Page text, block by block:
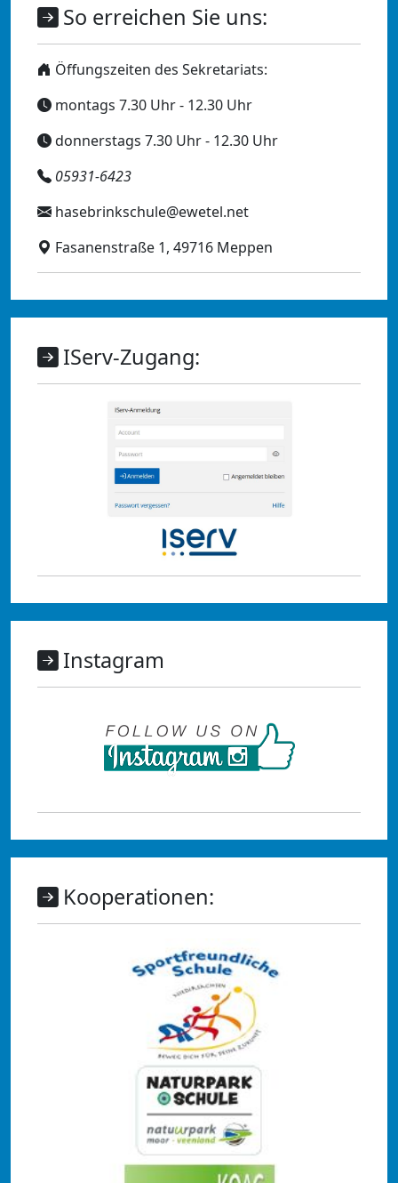
So erreichen Sie uns:
Öffungszeiten des Sekretariats:
montags 7.30 Uhr - 12.30 Uhr
donnerstags 7.30 Uhr - 12.30 Uhr
05931-6423
hasebrinkschule@ewetel.net
Fasanenstraße 1, 49716 Meppen
IServ-Zugang:
Instagram
Kooperationen: